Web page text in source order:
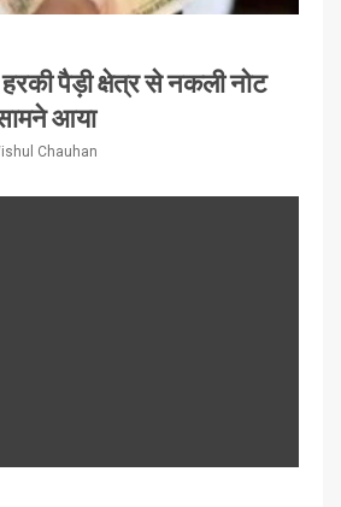
पैड़ी क्षेत्र से नकली नोट
आया
Chauhan